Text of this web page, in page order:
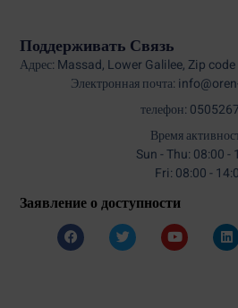
Поддерживать Связь
Адрес: Massad, Lower Galilee, Zip
Электронная почта:
телефон:
Время
Sun - Thu: 08:00 -
Fri: 08:00 -
Заявление о доступности